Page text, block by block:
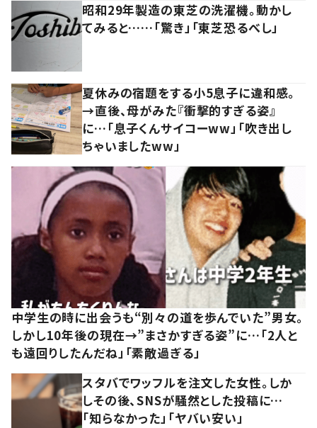
昭和29年製造の東芝の洗濯機。動かし
てみると……「驚き」「東芝恐るべし」
夏休みの宿題をする小5息子に違和感。
→直後、母がみた『衝撃的すぎる姿』
に…「息子くんサイコーww」「吹き出し
ちゃいましたww」
中学生の時に出会うも“別々の道を歩んでいた”男女。
しかし10年後の現在→”まさかすぎる姿”に…「2人と
も遠回りしたんだね」「素敵過ぎる」
スタバでワッフルを注文した女性。しか
しその後、SNSが騒然とした投稿に…
「知らなかった」「ヤバい安い」